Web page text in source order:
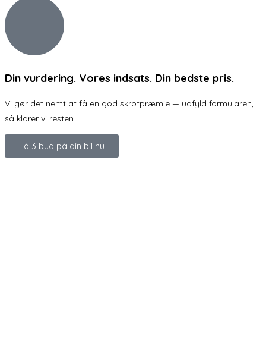
Din vurdering. Vores indsats. Din bedste pris.
Vi gør det nemt at få en god skrotpræmie — udfyld formularen,
så klarer vi resten.
Få 3 bud på din bil nu